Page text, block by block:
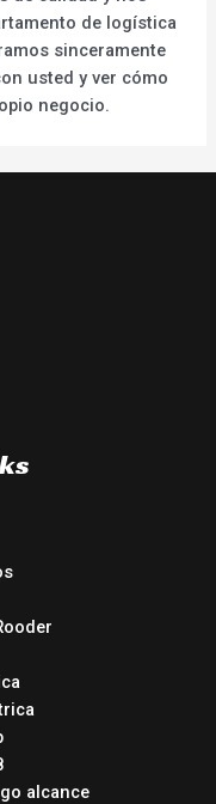
de logística
sinceramente
usted y ver cómo
negocio.
alcance